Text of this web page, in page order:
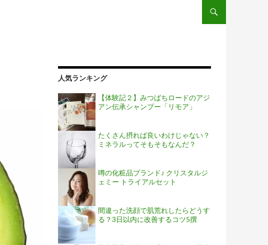
人気ランキング
【体験記２】みつばちロードのアジ
アン伝承シャンプー「リモア」
たくさん摂れば良いわけじゃない？
ミネラルってそもそもなんだ？
噂の化粧品ブランド♪ クリスタルジ
ェミー トライアルセット
間違った洗顔で肌荒れしたらどうす
る？3日以内に改善するコツ5撰